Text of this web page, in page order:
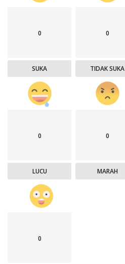
0
SUKA
0
TIDAK SUKA
0
LUCU
0
MARAH
0